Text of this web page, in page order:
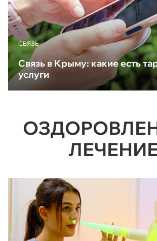
CВЯЗЬ
Связь в Крыму: какие есть
услуги